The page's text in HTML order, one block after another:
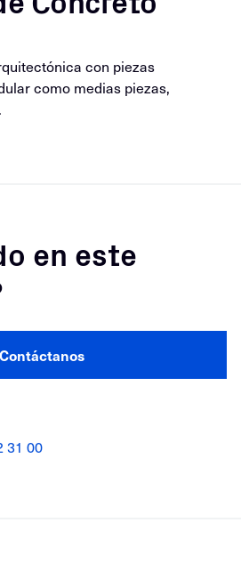
con piezas
como medias piezas,
en este
Contáctanos
31 00